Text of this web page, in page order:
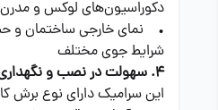
دکوراسیون‌های لوکس و مدرن
• نمای خارجی ساختمان و
شرایط جوی مختلف
4. سهولت در نصب و نگهداری
این سرامیک دارای نوع برش